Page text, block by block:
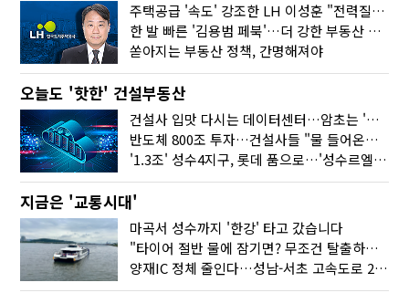
주택공급 '속도' 강조한 LH 이성훈 "전력질주해야"
한 발 빠른 '김용범 페북'…더 강한 부동산 규제 나오나
쏟아지는 부동산 정책, 간명해져야
오늘도 '핫한' 건설부동산
건설사 입맛 다시는 데이터센터…암초는 '주민 반대'
반도체 800조 투자…건설사들 "물 들어온다!"
'1.3조' 성수4지구, 롯데 품으로…'성수르엘 S70' 거듭
지금은 '교통시대'
마곡서 성수까지 '한강' 타고 갔습니다
"타이어 절반 물에 잠기면? 무조건 탈출하세요"
양재IC 정체 줄인다…성남-서초 고속도로 2029년 착공